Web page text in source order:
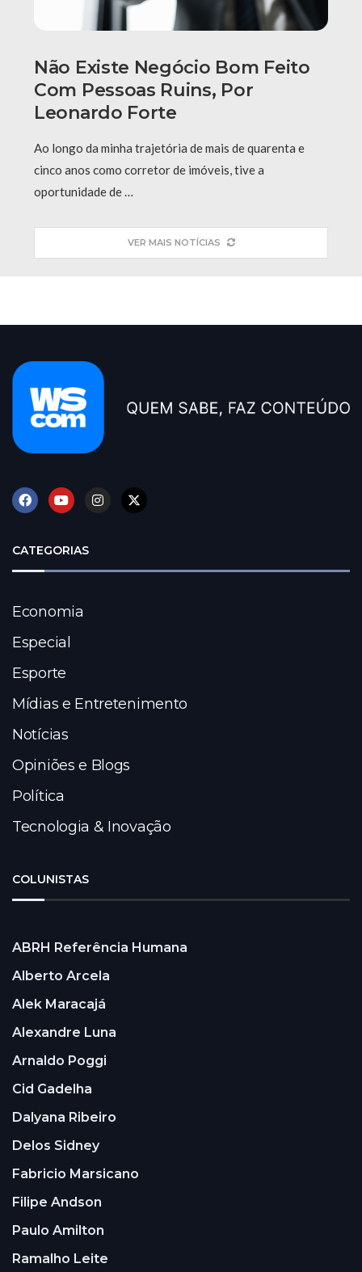
Não Existe Negócio Bom Feito
Com Pessoas Ruins, Por
Leonardo Forte
Ao longo da minha trajetória de mais de quarenta e
cinco anos como corretor de imóveis, tive a
oportunidade de …
VER MAIS NOTÍCIAS
CATEGORIAS
Economia
Especial
Esporte
Mídias e Entretenimento
Notícias
Opiniões e Blogs
Política
Tecnologia & Inovação
COLUNISTAS
ABRH Referência Humana
Alberto Arcela
Alek Maracajá
Alexandre Luna
Arnaldo Poggi
Cid Gadelha
Dalyana Ribeiro
Delos Sidney
Fabricio Marsicano
Filipe Andson
Paulo Amilton
Ramalho Leite